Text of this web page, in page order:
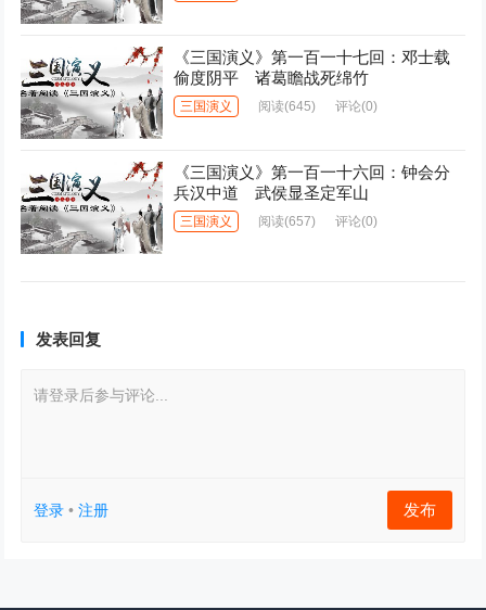
《三国演义》第一百一十七回：邓士载
偷度阴平 诸葛瞻战死绵竹
三国演义 阅读(645) 评论(0)
《三国演义》第一百一十六回：钟会分
兵汉中道 武侯显圣定军山
三国演义 阅读(657) 评论(0)
发表回复
请登录后参与评论...
登录 •注册 发布